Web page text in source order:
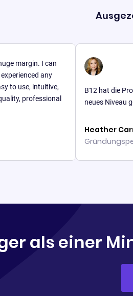
I can
any
intuitive,
B12 hat die
neues Niveau gehoben.
Heather Carnes
Gründungsperson,
als einer